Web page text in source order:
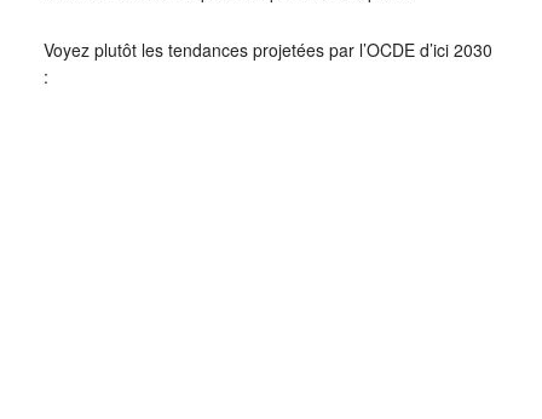
Voyez plutôt les tendances projetées par l’OCDE d’ici 2030
: